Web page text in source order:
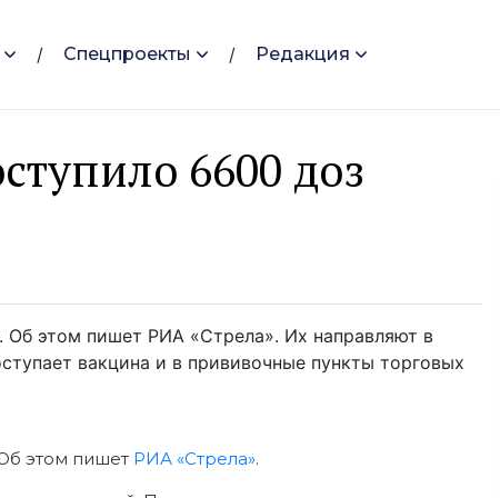
Спецпроекты Редакция
6600 доз
этом пишет РИА «Стрела». Их направляют в
вакцина и в прививочные пункты торговых
этом пишет РИА «Стрела».